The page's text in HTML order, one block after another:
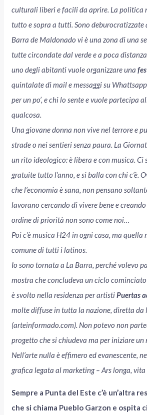
culturali liberi e facili da aprire. La politica
tutto e sopra a tutti. Sono deburocratizzate
Barra de Maldonado vi è una zona di una
tutte circondate dal verde e a poca
uno degli abitanti vuole organizzare una
quintalate di mail e messaggi su
per un po’, e chi lo sente e vuole partecipa
qualcosa.
Una giovane donna non vive nel terrore e
strade o nei sentieri senza paura. La
un rito ideologico: è libera e con musica. Ci
gratuite tutto l’anno, e si balla con chi c’è.
che l’economia è sana, non pensano
lavorano cercando di vivere bene e
ordine di priorità non sono come noi…
Poi c’è musica H24 in ogni casa, ma quella
comune di tutti i latinos.
Io sono tornata a La Barra, perché volevo
mostra che concludeva un ciclo cominciato
è svolto nella residenza per artistiPuertas
molte diffuse in tutta la nazione, diretta da
(arteinformado.com). Non potevo non
progetto che si chiudeva ma per iniziare un
Nell’arte nulla è effimero ed evanescente,
grafica legata al marketing – Ars longa, vita
Sempre a Punta del Este c’è un’altra
che si chiama Pueblo Garzon e ospita